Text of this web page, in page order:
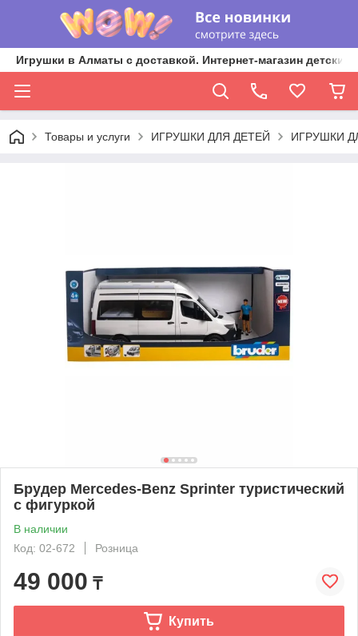
Игрушки в Алматы с доставкой. Интернет-магазин
Товары и услуги ИГРУШКИ ДЛЯ ДЕТЕЙ ИГРУШКИ
Брудер Mercedes-Benz Sprinter туристический
с фигуркой
В наличии
Код: 02-672
Розница
49 000 ₸
Купить